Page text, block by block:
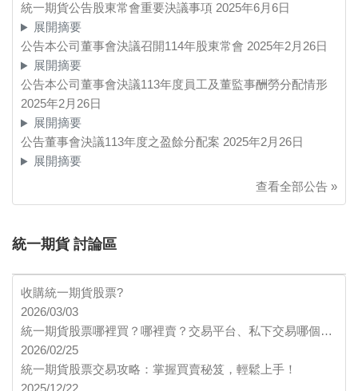
統一期貨公告股東常會重要決議事項 2025年6月6日
展開摘要
公告本公司董事會決議召開114年股東常會 2025年2月26日
展開摘要
公告本公司董事會決議113年度員工及董監事酬勞分配情形
2025年2月26日
展開摘要
公告董事會決議113年度之盈餘分配案 2025年2月26日
展開摘要
查看全部公告 »
統一期貨 討論區
收購統一期貨股票?
2026/03/03
統一期貨股票哪裡買？哪裡賣？交易平台、私下交易哪個…
2026/02/25
統一期貨股票交易攻略：掌握買賣秘笈，輕鬆上手！